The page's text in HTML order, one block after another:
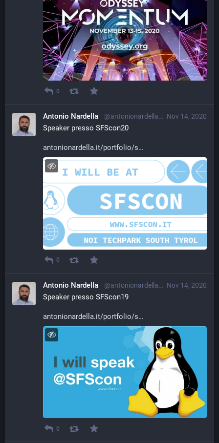
0
Nov 14, 2020
Antonio Nardella @antonionardella@librem.one
Speaker presso SFScon20
antonionardella.it/portfolio/s
0
Nov 14, 2020
Antonio Nardella @antonionardella@librem.one
Speaker presso SFScon19
antonionardella.it/portfolio/s
0